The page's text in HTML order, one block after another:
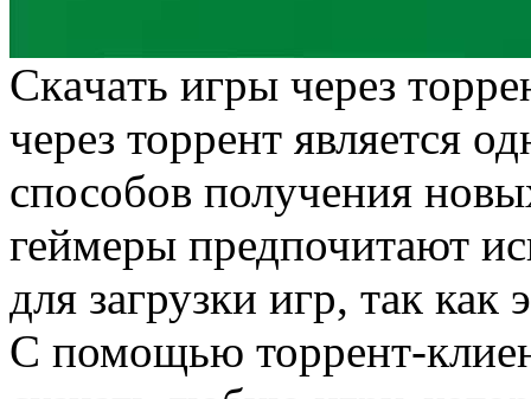
Скaчaть игры чeрeз
через торрент является
способов получения
геймеры предпочитают
для загрузки игр, так
С помощью торрент-